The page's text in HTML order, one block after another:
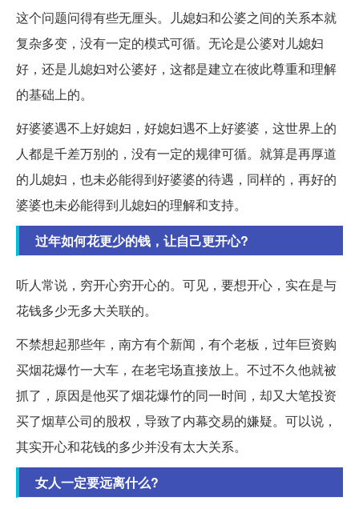
这个问题问得有些无厘头。儿媳妇和公婆之间的关系本就
复杂多变，没有一定的模式可循。无论是公婆对儿媳妇
好，还是儿媳妇对公婆好，这都是建立在彼此尊重和理解
的基础上的。
好婆婆遇不上好媳妇，好媳妇遇不上好婆婆，这世界上的
人都是千差万别的，没有一定的规律可循。就算是再厚道
的儿媳妇，也未必能得到好婆婆的待遇，同样的，再好的
婆婆也未必能得到儿媳妇的理解和支持。
过年如何花更少的钱，让自己更开心?
听人常说，穷开心穷开心的。可见，要想开心，实在是与
花钱多少无多大关联的。
不禁想起那些年，南方有个新闻，有个老板，过年巨资购
买烟花爆竹一大车，在老宅场直接放上。不过不久他就被
抓了，原因是他买了烟花爆竹的同一时间，却又大笔投资
买了烟草公司的股权，导致了内幕交易的嫌疑。可以说，
其实开心和花钱的多少并没有太大关系。
女人一定要远离什么?